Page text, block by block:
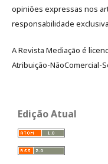
opiniões expressas nos
responsabilidade
A Revista Mediação é
Atribuição-NãoComercial-
Edição Atual